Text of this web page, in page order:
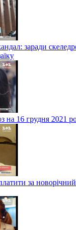
заради
на 16 грудня 2021
за